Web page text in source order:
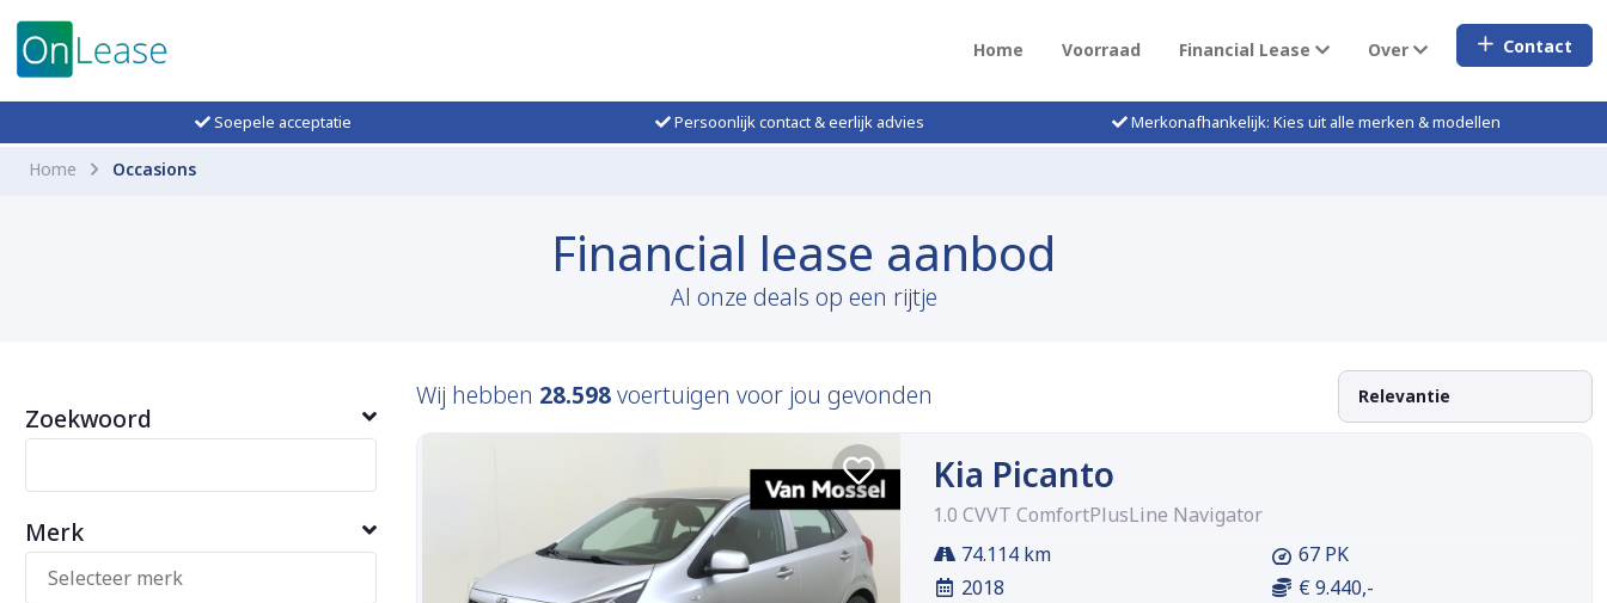
Home Voorraad Financial Lease Over Contact
Soepele acceptatie Persoonlijk contact & eerlijk advies Merkonafhankelijk: Kies uit alle merken & modellen
Home Occasions
Financial lease aanbod
Al onze deals op een rijtje
Zoekwoord
Merk
Wij hebben 28.598voertuigen voor jou gevonden
Kia Picanto
1.0 CVVT ComfortPlusLine Navigator
74.114 km
2018
67 PK
€ 9.440,-